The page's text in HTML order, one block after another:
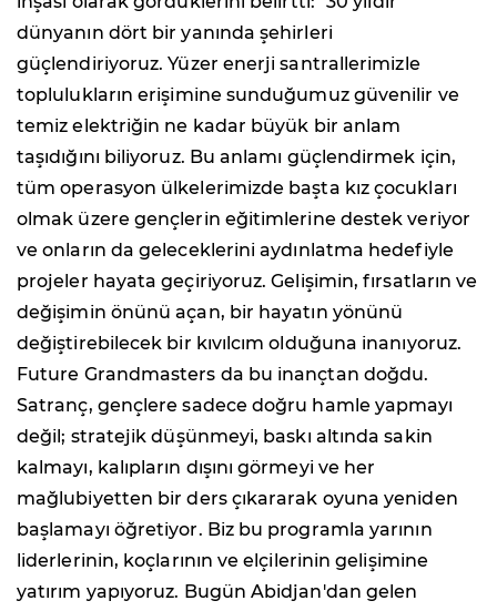
dünyanın dört bir yanında şehirleri
güçlendiriyoruz. Yüzer enerji santrallerimizle
toplulukların erişimine sunduğumuz güvenilir ve
temiz elektriğin ne kadar büyük bir anlam
taşıdığını biliyoruz. Bu anlamı güçlendirmek için,
tüm operasyon ülkelerimizde başta kız çocukları
olmak üzere gençlerin eğitimlerine destek veriyor
ve onların da geleceklerini aydınlatma hedefiyle
projeler hayata geçiriyoruz. Gelişimin, fırsatların ve
değişimin önünü açan, bir hayatın yönünü
değiştirebilecek bir kıvılcım olduğuna inanıyoruz.
Future Grandmasters da bu inançtan doğdu.
Satranç, gençlere sadece doğru hamle yapmayı
değil; stratejik düşünmeyi, baskı altında sakin
kalmayı, kalıpların dışını görmeyi ve her
mağlubiyetten bir ders çıkararak oyuna yeniden
başlamayı öğretiyor. Biz bu programla yarının
liderlerinin, koçlarının ve elçilerinin gelişimine
yatırım yapıyoruz. Bugün Abidjan'dan gelen